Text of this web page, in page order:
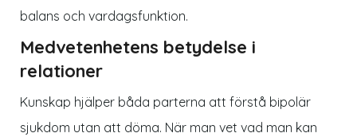
balans och vardagsfunktion.
Medvetenhetens betydelse i
relationer
Kunskap hjälper båda parterna att förstå bipolär
sjukdom utan att döma. När man vet vad man kan